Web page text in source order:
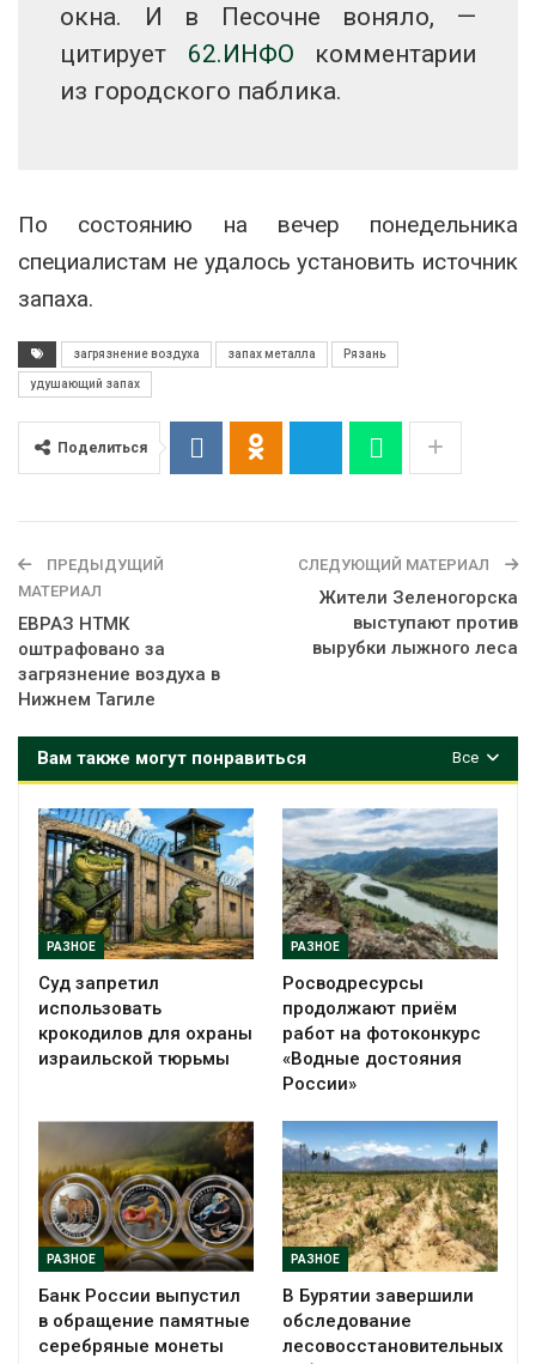
окна. И в Песочне воняло, —
цитирует 62.ИНФО комментарии
из городского паблика.
По состоянию на вечер понедельника
специалистам не удалось установить источник
запаха.
загрязнение воздуха запах металла Рязань
удушающий запах
Поделиться
ПРЕДЫДУЩИЙ
МАТЕРИАЛ
ЕВРАЗ НТМК
оштрафовано за
загрязнение воздуха в
Нижнем Тагиле
СЛЕДУЮЩИЙ МАТЕРИАЛ
Жители Зеленогорска
выступают против
вырубки лыжного леса
Все
Вам также могут понравиться
РАЗНОЕ
Суд запретил
использовать
крокодилов для охраны
израильской тюрьмы
РАЗНОЕ
Росводресурсы
продолжают приём
работ на фотоконкурс
«Водные достояния
России»
РАЗНОЕ
Банк России выпустил
в обращение памятные
серебряные монеты
РАЗНОЕ
В Бурятии завершили
обследование
лесовосстановительных